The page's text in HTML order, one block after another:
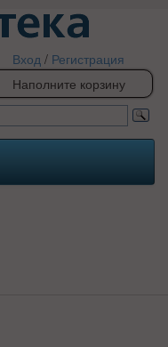
Вход / Регистрация
Наполните корзину